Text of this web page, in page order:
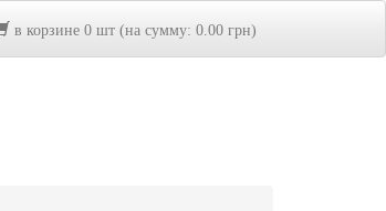
в корзине 0 шт (на сумму: 0.00 грн)